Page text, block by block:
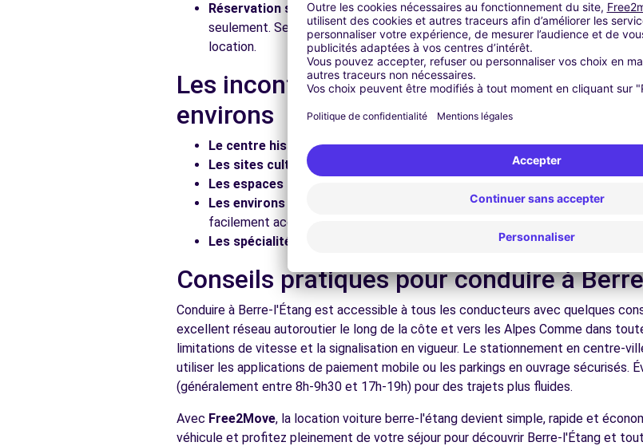
Free2Move Rent - CHATEAUNEUF AUTOMOBILES - CHATEAUNEUF-LES-MARTIGUES (C)
9.7 km
ROUTE NATIONALE 568 - ZI LA VALAMPE
CHATEAUNEUF-LES-MARTIGUES, 13220
Free2move Rent - APS VITROLLES - VITROLLES (P)
9.9 km
Voir toutes les agences
Réservation simplifiée :Notre plateforme intuitive vous permet de
seulement. Service client disponible pour répondre à toutes vos questions
location.
Les incontournables à découvrir à
environs
Le centre historique :Flânez dans les ruelles du cœur de ville et découvrez
Les sites culturels :
Visitez les musées et monuments qui font la richesse
Les espaces naturels :
Les environs :
Explorez les plages méditerranéennes, les villages perchés
facilement accessibles en voiture.
Les spécialités locales :
Découvrez la gastronomie régionale dans les
Conseils pratiques pour conduire à
Conduire à Berre-l'Étang est accessible à tous les conducteurs avec quelques
excellent réseau autoroutier le long de la côte et vers les Alpes Comme dans
limitations de vitesse et la signalisation en vigueur. Le stationnement en centre-
utiliser les applications de paiement mobile ou les parkings en ouvrage sécurisés.
(généralement entre 8h-9h30 et 17h-19h) pour des trajets plus fluides.
Avec Free2Move, la location voiture berre-l'étang devient simple, rapide et
véhicule et profitez pleinement de votre séjour pour découvrir Berre-l'Étang et